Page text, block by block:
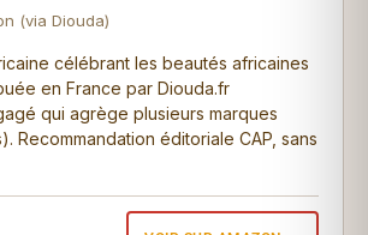
(via Diouda)
célébrant les beautés africaines
en France par Diouda.fr
qui agrège plusieurs marques
Recommandation éditoriale CAP, sans